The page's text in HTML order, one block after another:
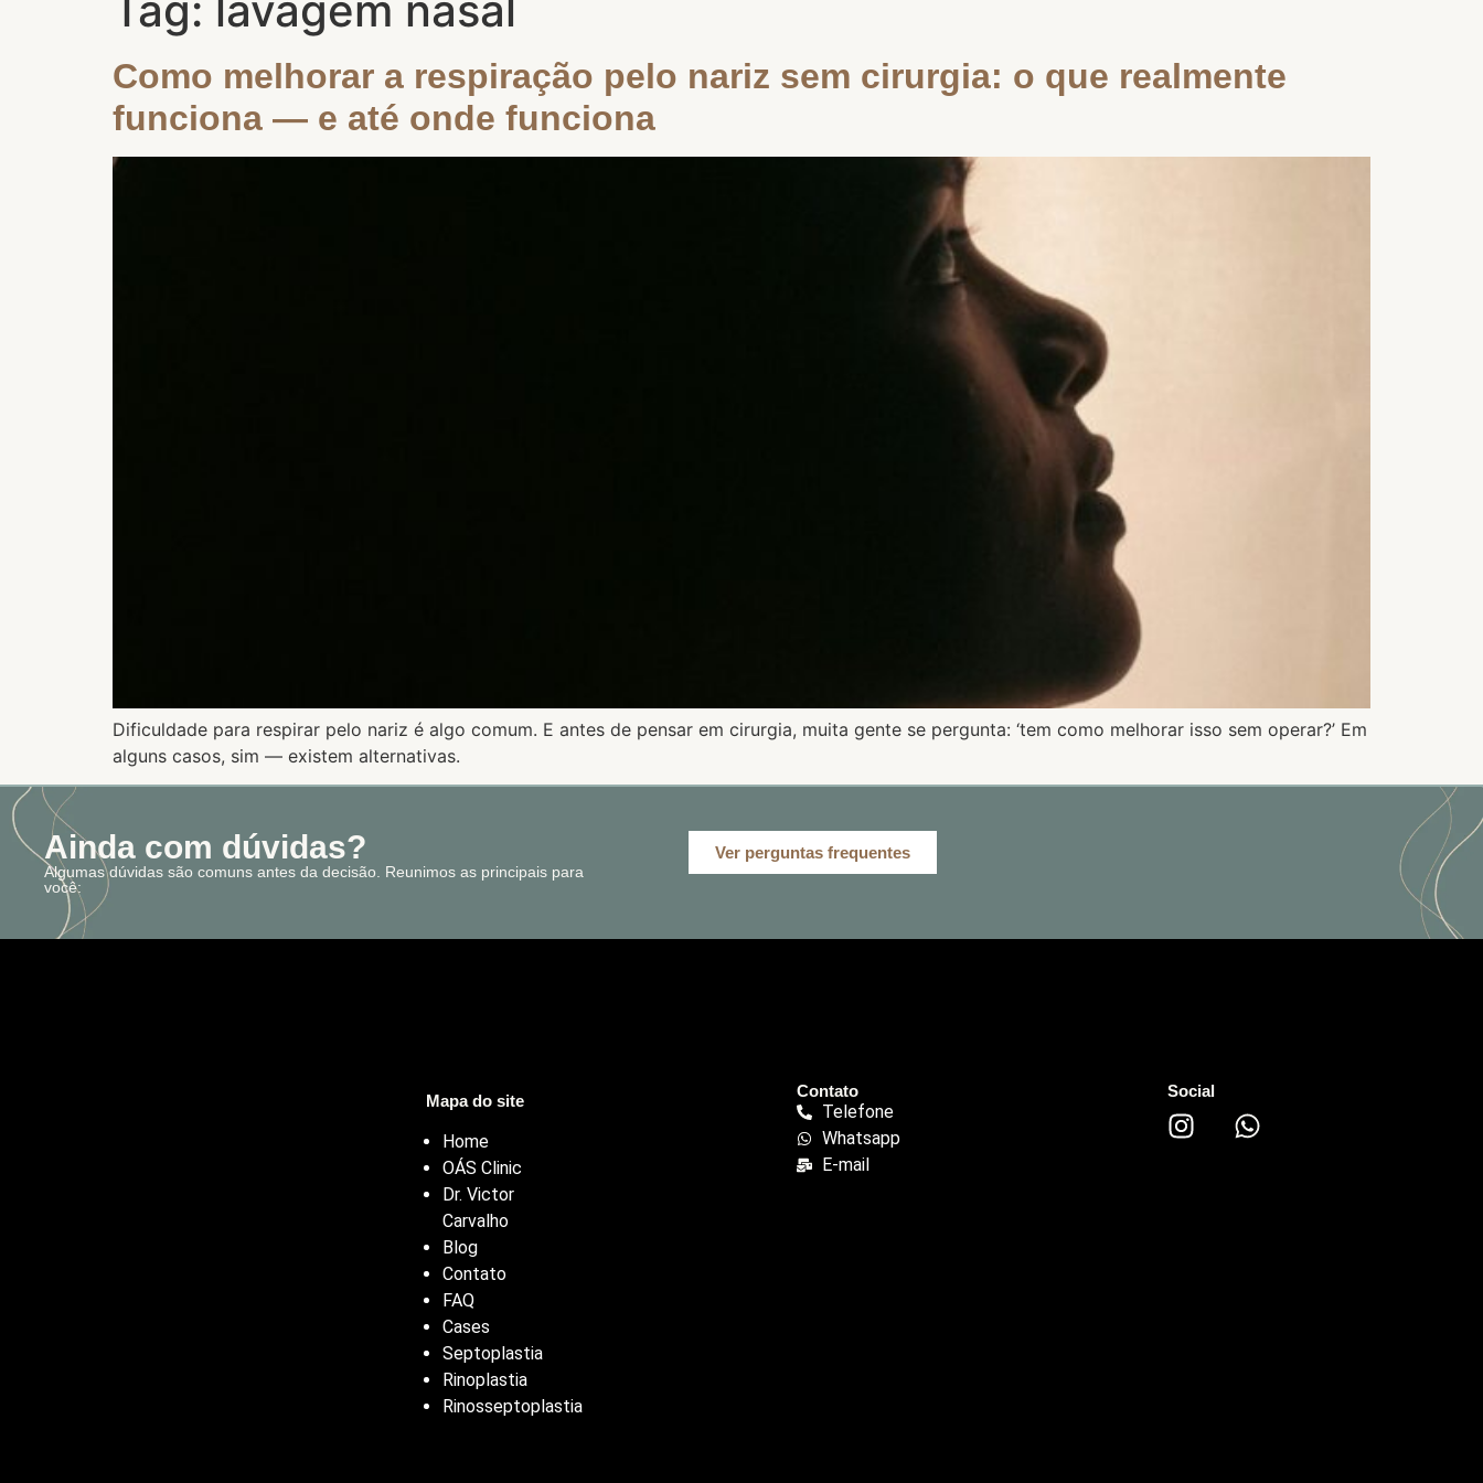
Como melhorar a respiração pelo nariz sem cirurgia: o que realmente
funciona — e até onde funciona
Dificuldade para respirar pelo nariz é algo comum. E antes de pensar em cirurgia, muita gente se pergunta: ‘tem como melhorar isso sem operar?’ Em
alguns casos, sim — existem alternativas.
Ainda com dúvidas?
Algumas dúvidas são comuns antes da decisão. Reunimos as principais para
você:
Ver perguntas frequentes
Mapa do site
Home
OÁS Clinic
Dr. Victor
Carvalho
Blog
Contato
FAQ
Cases
Septoplastia
Rinoplastia
Rinosseptoplastia
Contato
Telefone
Whatsapp
E-mail
Social